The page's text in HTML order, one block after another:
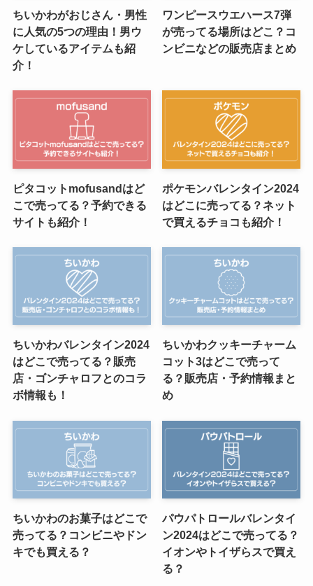
ちいかわがおじさん・男性
に人気の5つの理由！男ウ
ケしているアイテムも紹
介！
ワンピースウエハース7弾
が売ってる場所はどこ？コ
ンビニなどの販売店まとめ
ピタコットmofusandはど
こで売ってる？予約できる
サイトも紹介！
ポケモンバレンタイン2024
はどこに売ってる？ネット
で買えるチョコも紹介！
ちいかわバレンタイン2024
はどこで売ってる？販売
店・ゴンチャロフとのコラ
ボ情報も！
ちいかわクッキーチャーム
コット3はどこで売って
る？販売店・予約情報まと
め
ちいかわのお菓子はどこで
売ってる？コンビニやドン
キでも買える？
パウパトロールバレンタイ
ン2024はどこで売ってる？
イオンやトイザらスで買え
る？